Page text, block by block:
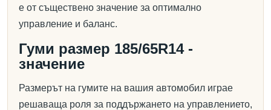
е от съществено значение за оптимално
управление и баланс.
Гуми размер 185/65R14 -
значение
Размерът на гумите на вашия автомобил играе
решаваща роля за поддържането на управлението,